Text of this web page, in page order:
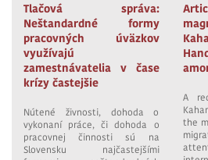
Tlačová správa:
Neštandardné formy
pracovných úväzkov
využívajú
zamestnávatelia v čase
krízy častejšie
Nútené živnosti, dohoda o
vykonaní práce, či dohoda o
pracovnej činnosti sú na
Slovensku najčastejšími
A
the